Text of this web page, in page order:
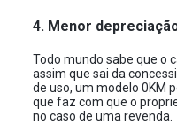
4. Menor
Todo mundo sabe que o
assim que sai da
de uso, um modelo 0KM
que faz com que o
no caso de uma revenda.